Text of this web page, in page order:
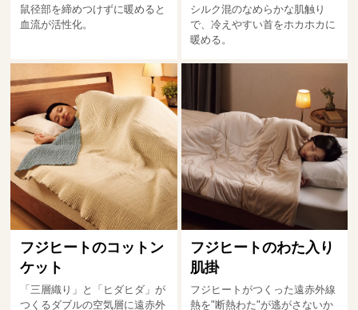
鼠径部を締めつけずに暖めると
血流が活性化。
シルク混のなめらかな肌触り
で、冷えやすい首をホカホカに
暖める。
フジヒートのコットン
ケット
「三層織り」と「ヒダヒダ」が
つくるダブルの空気層に遠赤外
フジヒートのわた入り
肌掛
フジヒートがつくった遠赤外線
熱を"断熱わた"が逃がさないか